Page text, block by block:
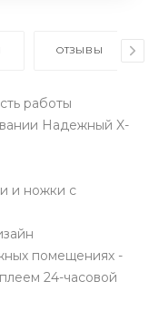
ОТЗЫВЫ
работы
Надежный X-
и ножки с
помещениях -
24-часовой